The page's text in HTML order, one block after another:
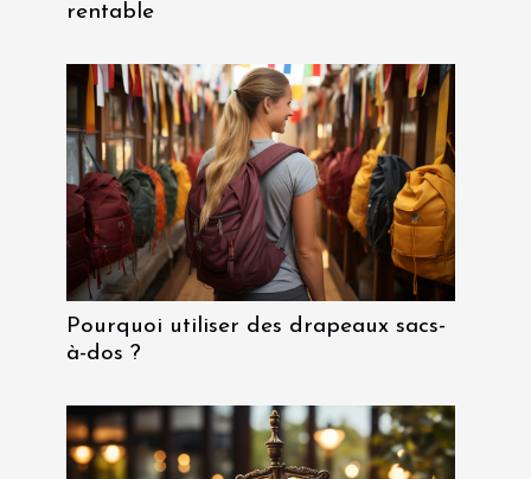
rentable
Pourquoi utiliser des drapeaux sacs-
à-dos ?